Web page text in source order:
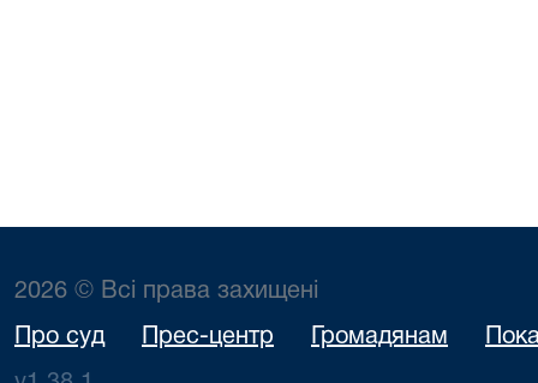
2026 © Всі права захищені
Про суд Прес-центр Громадянам